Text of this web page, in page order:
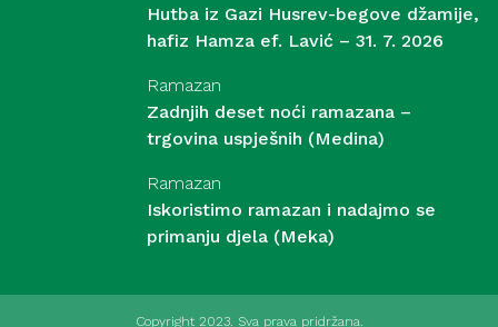
Hutba iz Gazi Husrev-begove džamije,
hafiz Hamza ef. Lavić – 31. 7. 2026
Ramazan
Zadnjih deset noći ramazana –
trgovina uspješnih (Medina)
Ramazan
Iskoristimo ramazan i nadajmo se
primanju djela (Meka)
Copyright 2023. Sva prava pridržana.